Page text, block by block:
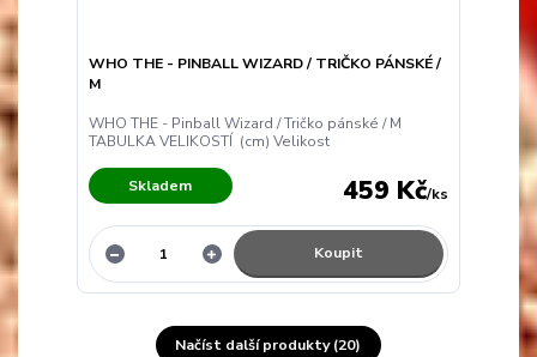
WHO THE - PINBALL WIZARD / TRIČKO PÁNSKÉ /
M
WHO THE - Pinball Wizard / Tričko pánské / M
TABULKA VELIKOSTÍ (cm) Velikost
459 Kč/ks
Skladem
Koupit
Načíst další produkty (20)